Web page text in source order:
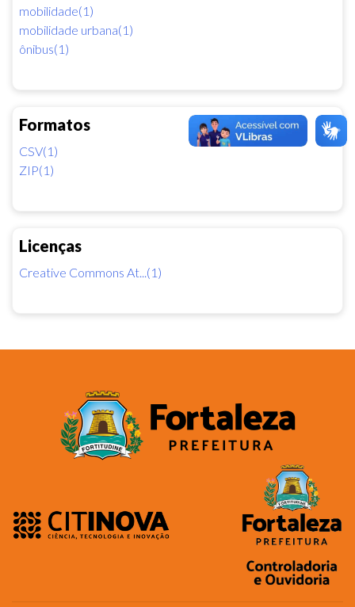
mobilidade(1)
mobilidade urbana(1)
ônibus(1)
Formatos
CSV(1)
ZIP(1)
Licenças
Creative Commons At...(1)